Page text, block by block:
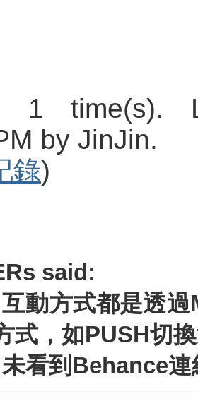
1 time(s).
by JinJin.
錄)
said:
動方式都是透
式，如PUSH切
看到Behance連